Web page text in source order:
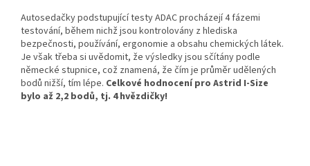
Autosedačky podstupující testy ADAC procházejí 4 fázemi
testování, během nichž jsou kontrolovány z hlediska
bezpečnosti, používání, ergonomie a obsahu chemických látek.
Je však třeba si uvědomit, že výsledky jsou sčítány podle
německé stupnice, což znamená, že čím je průměr udělených
bodů nižší, tím lépe. Celkové hodnocení pro Astrid I-Size
bylo až 2,2 bodů, tj. 4 hvězdičky!